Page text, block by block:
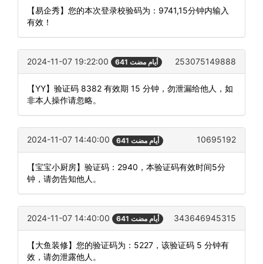
【易企秀】您的本次登录校验码为：9741,15分钟内输入
有效！
2024-11-07 19:22:00 641 أيام مضت 253075149888
【YY】验证码 8382 有效期 15 分钟，勿泄漏给他人，如
非本人操作请忽略。
2024-11-07 14:40:00 641 أيام مضت 10695192
【宝宝小厨房】验证码：2940，本验证码有效时间5分
钟，请勿告知他人。
2024-11-07 14:40:00 641 أيام مضت 343646945315
【大鱼装修】您的验证码为：5227，该验证码 5 分钟有
效，请勿泄露他人。